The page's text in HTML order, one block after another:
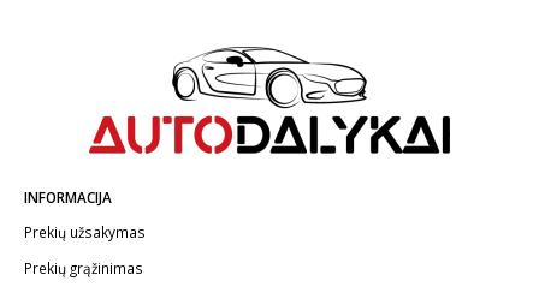
INFORMACIJA
Prekių užsakymas
Prekių grąžinimas